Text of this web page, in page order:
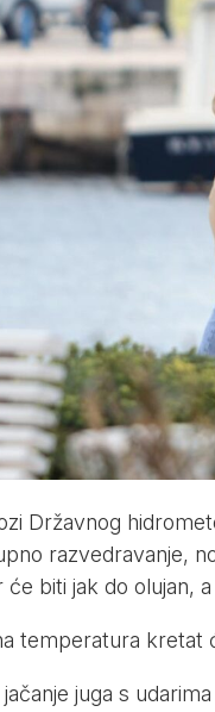
Državnog
razvedravanje,
će biti jak do olujan,
temperatura kretat
jačanje juga s